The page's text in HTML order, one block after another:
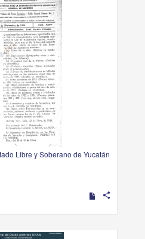
Libre y Soberano de Yucatán
share